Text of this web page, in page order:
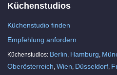
Küchenstudios
Küchenstudio finden
Empfehlung anfordern
Küchenstudios: Berlin Hamburg
Oberösterreich Wien Düsseldorf